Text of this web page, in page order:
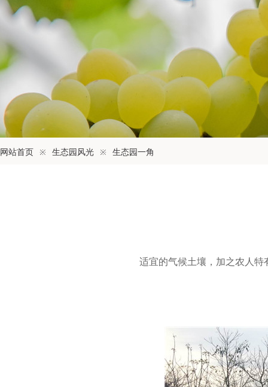
网站首页 ※ 生态园风光 ※ 生态园一角
适宜的气候土壤，加之农人特